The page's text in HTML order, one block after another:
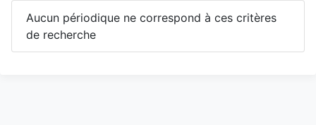
Aucun périodique ne correspond à ces critères
de recherche